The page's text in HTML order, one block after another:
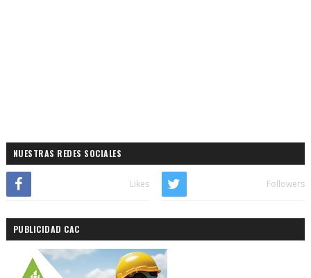
NUESTRAS REDES SOCIALES
Likes Followers
PUBLICIDAD CAC